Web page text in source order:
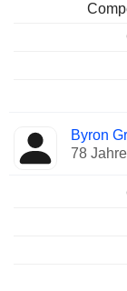
Byron
78 Jahre